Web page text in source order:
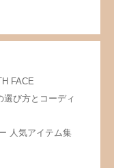
FACE
び方とコーディ
人気アイテム集